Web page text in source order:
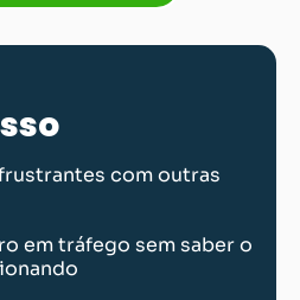
com outras
em tráfego sem saber o